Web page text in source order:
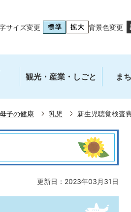
サイズ変更 背景色変更
観光・産業・しごと ま
母子の健康 乳児 新生児聴覚検査
更新日：2023年03月31日